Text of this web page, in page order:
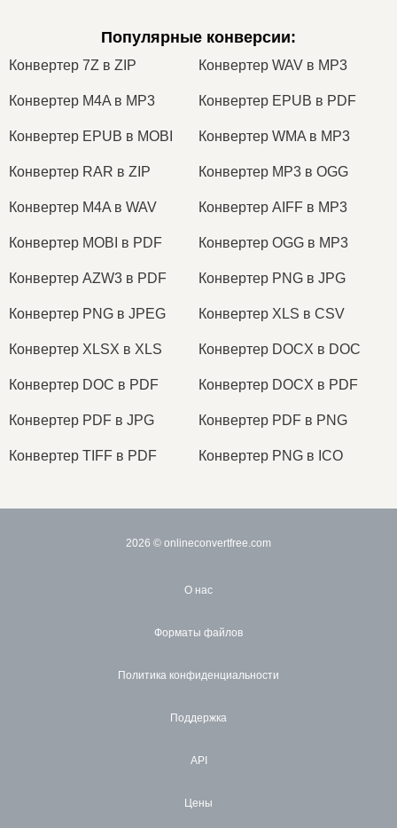
Популярные конверсии:
Конвертер 7Z в ZIP Конвертер WAV в MP3
Конвертер M4A в MP3 Конвертер EPUB в PDF
Конвертер EPUB в MOBI Конвертер WMA в MP3
Конвертер RAR в ZIP Конвертер MP3 в OGG
Конвертер M4A в WAV Конвертер AIFF в MP3
Конвертер MOBI в PDF Конвертер OGG в MP3
Конвертер AZW3 в PDF Конвертер PNG в JPG
Конвертер PNG в JPEG Конвертер XLS в CSV
Конвертер XLSX в XLS Конвертер DOCX в DOC
Конвертер DOC в PDF Конвертер DOCX в PDF
Конвертер PDF в JPG Конвертер PDF в PNG
Конвертер TIFF в PDF Конвертер PNG в ICO
2026 © onlineconvertfree.com
О нас
Форматы файлов
Политика конфиденциальности
Поддержка
API
Цены